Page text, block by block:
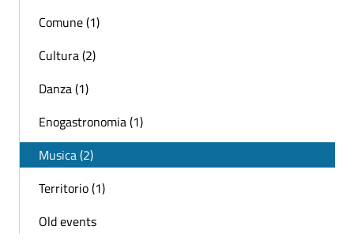
Comune (1)
Cultura (2)
Danza (1)
Enogastronomia (1)
Musica (2)
Territorio (1)
Old events